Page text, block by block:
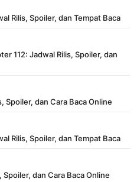
Rilis, Spoiler, dan Tempat Baca
112: Jadwal Rilis, Spoiler, dan
Spoiler, dan Cara Baca Online
Rilis, Spoiler, dan Tempat Baca
dan Cara Baca Online